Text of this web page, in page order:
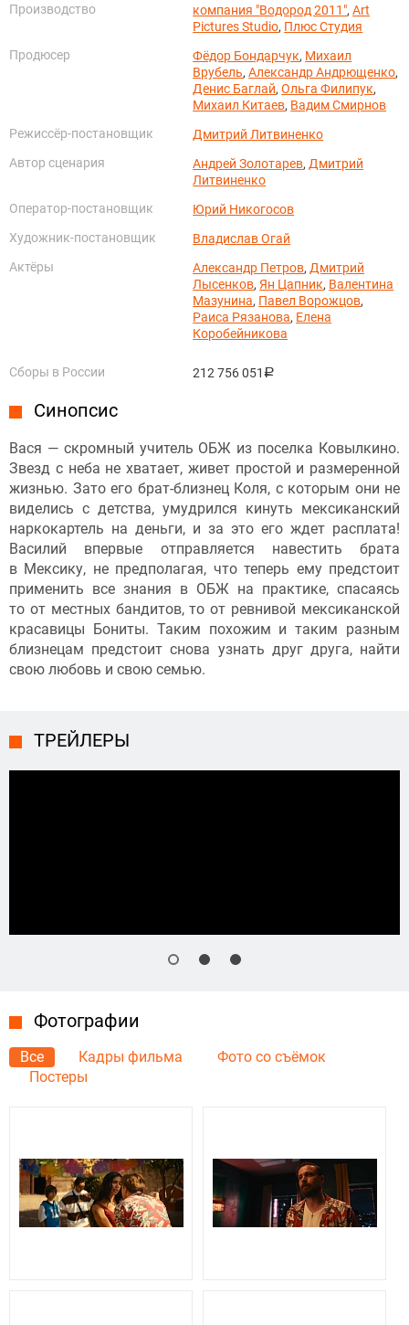
Производство
компания "Водород 2011",Art
Pictures Studio, Плюс Студия
Продюсер
Фёдор Бондарчук, Михаил
Врубель,Александр Андрющенко,
Денис Баглай,Ольга Филипук,
Михаил Китаев, Вадим Смирнов
Режиссёр-постановщик
Дмитрий Литвиненко
Автор сценария
Андрей Золотарев, Дмитрий
Литвиненко
Оператор-постановщик
Юрий Никогосов
Художник-постановщик
Владислав Огай
Актёры
Александр Петров, Дмитрий
Лысенков, Ян Цапник, Валентина
Мазунина, Павел Ворожцов,
Раиса Рязанова, Елена
Коробейникова
Сборы в России 212 756 051руб.
Синопсис
Вася — скромный учитель ОБЖ из поселка Ковылкино.
Звезд с неба не хватает, живет простой и размеренной
жизнью. Зато его брат-близнец Коля, с которым они не
виделись с детства, умудрился кинуть мексиканский
наркокартель на деньги, и за это его ждет расплата!
Василий впервые отправляется навестить брата
в Мексику, не предполагая, что теперь ему предстоит
применить все знания в ОБЖ на практике, спасаясь
то от местных бандитов, то от ревнивой мексиканской
красавицы Бониты. Таким похожим и таким разным
близнецам предстоит снова узнать друг друга, найти
свою любовь и свою семью.
ТРЕЙЛЕРЫ
Фотографии
Все Кадры фильма
Фото со съёмок
Постеры